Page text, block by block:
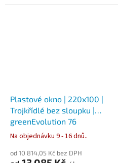
Plastové okno | 220x100 |
Trojkřídlé bez sloupku |
greenEvolution 76
Na objednávku 9 - 16 dnů..
od 10 814,05 Kč bez DPH